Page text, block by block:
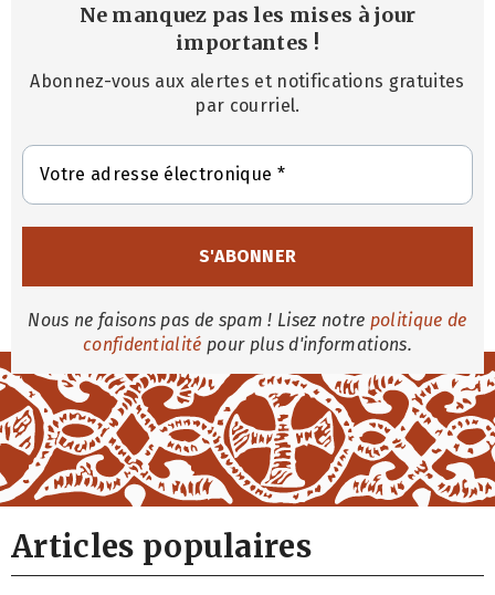
Ne manquez pas les mises à jour
importantes !
Abonnez-vous aux alertes et notifications gratuites
par courriel.
Nous ne faisons pas de spam ! Lisez notre politique de
confidentialité pour plus d'informations.
Articles populaires